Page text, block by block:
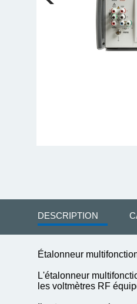
DESCRIPTION
Étalonneur
L'étalonneur
les voltmètres RF